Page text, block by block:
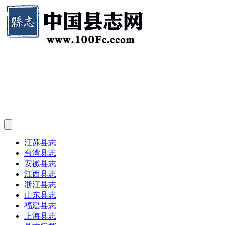
江苏县志
台湾县志
安徽县志
江西县志
浙江县志
山东县志
福建县志
上海县志